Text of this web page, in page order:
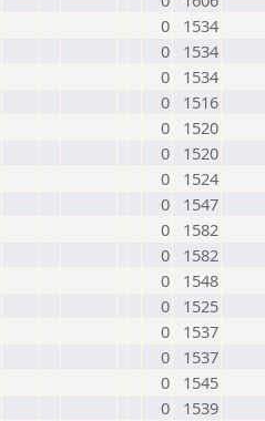
0
1534
0
1534
0
1534
0
1516
0
1520
0
1520
0
1524
0
1547
0
1582
0
1582
0
1548
0
1525
0
1537
0
1537
0
1545
0
1539